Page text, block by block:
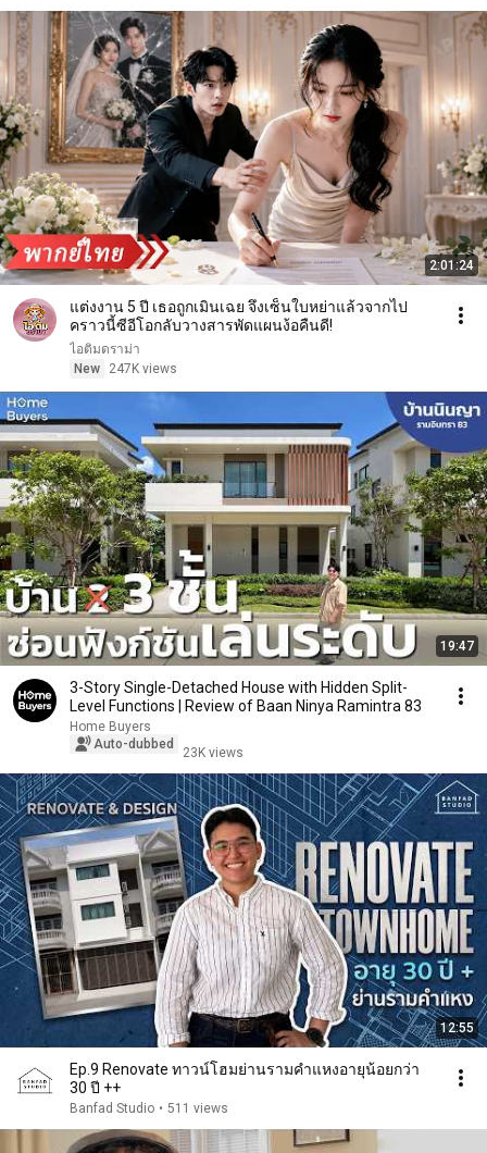
2:01:24
แต่งงาน 5 ปี เธอถูกเมินเฉย จึงเซ็นใบหย่าแล้วจากไป
คราวนี้ซีอีโอกลับวางสารพัดแผนง้อคืนดี!
ไอติมดราม่า
New
247K views
19:47
3-Story Single-Detached House with Hidden Split-
Level Functions | Review of Baan Ninya Ramintra 83
Home Buyers
Auto-dubbed
23K views
12:55
Ep.9 Renovate ทาวน์โฮมย่านรามคำแหงอายุน้อยกว่า
30 ปี ++
Banfad Studio • 511 views